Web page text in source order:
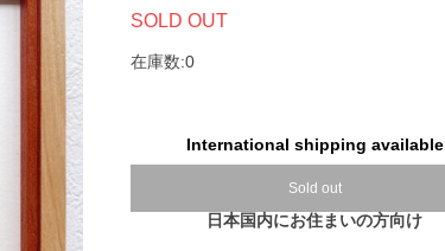
SOLD OUT
在庫数:0
International shipping available
Sold out
日本国内にお住まいの方向け